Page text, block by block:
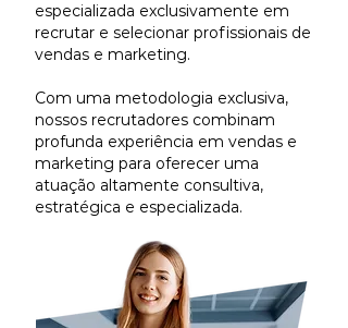
especializada exclusivamente em
recrutar e selecionar profissionais de
vendas e marketing.
Com uma metodologia exclusiva,
nossos recrutadores combinam
profunda experiência em vendas e
marketing para oferecer uma
atuação altamente consultiva,
estratégica e especializada.